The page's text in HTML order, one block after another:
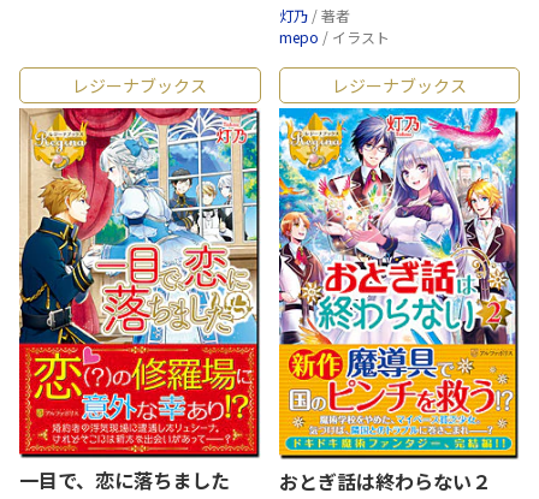
灯乃 / 著者
mepo / イラスト
レジーナブックス
一目で、恋に落ちました
レジーナブックス
おとぎ話は終わらない２